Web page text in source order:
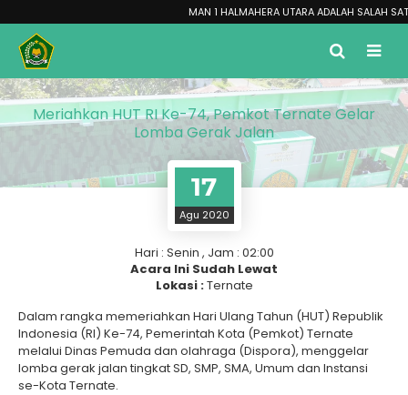
MAN 1 HALMAHERA UTARA ADALAH SALAH
Meriahkan HUT RI Ke-74, Pemkot Ternate Gelar
Lomba Gerak Jalan
17
Agu 2020
Hari : Senin , Jam : 02:00
Acara Ini Sudah Lewat
Lokasi :Ternate
Dalam rangka memeriahkan Hari Ulang Tahun (HUT) Republik
Indonesia (RI) Ke-74, Pemerintah Kota (Pemkot) Ternate
melalui Dinas Pemuda dan olahraga (Dispora), menggelar
lomba gerak jalan tingkat SD, SMP, SMA, Umum dan Instansi
se-Kota Ternate.